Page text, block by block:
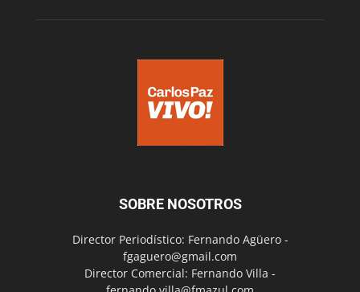
SOBRE NOSOTROS
Director Periodístico: Fernando Agüero -
fgaguero@gmail.com
Director Comercial: Fernando Villa -